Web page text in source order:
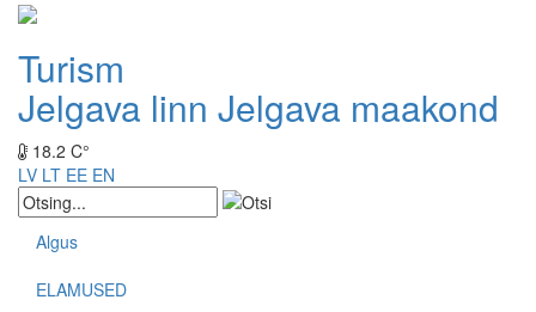
Turism
Jelgava linn Jelgava maakond
18.2 C°
LV LT EE EN
Algus
ELAMUSED